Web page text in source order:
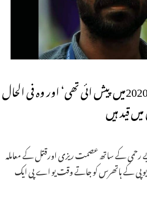
کپن کی گرفتاری اکٹوبر2020میں پیش ائی تھی‘ اور وہ فی الحال
قید ہیں
رحمی کے ساتھ عصمت ریزی اورقتل کے معاملہ
کے ہاتھرس کو جاتے وقت یو اے پی ایک